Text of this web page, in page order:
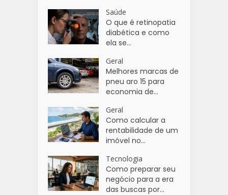
Saúde
O que é retinopatia
diabética e como
ela se...
Geral
Melhores marcas de
pneu aro 15 para
economia de...
Geral
Como calcular a
rentabilidade de um
imóvel no...
Tecnologia
Como preparar seu
negócio para a era
das buscas por...